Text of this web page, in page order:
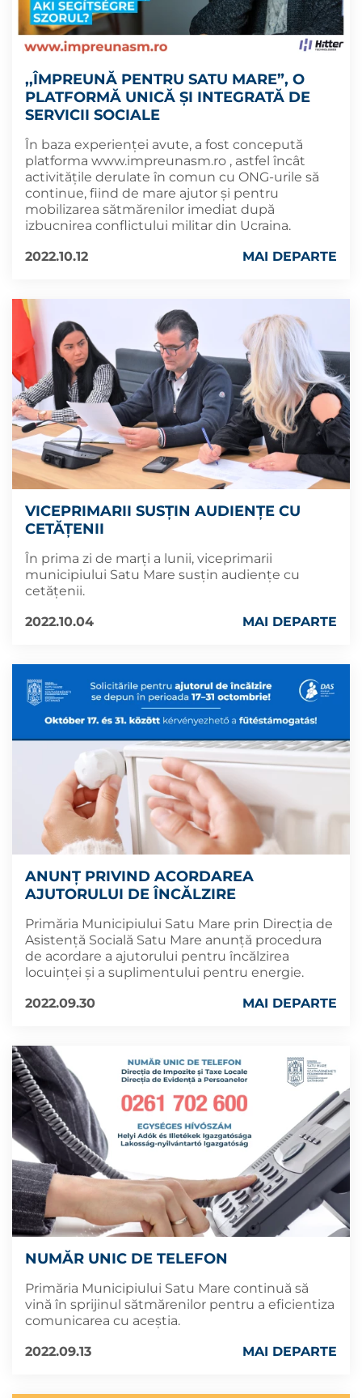
,,ÎMPREUNĂ PENTRU SATU MARE”, O
PLATFORMĂ UNICĂ ȘI INTEGRATĂ DE
SERVICII SOCIALE
În baza experienței avute, a fost concepută
platforma www.impreunasm.ro , astfel încât
activitățile derulate în comun cu ONG-urile să
continue, fiind de mare ajutor și pentru
mobilizarea sătmărenilor imediat după
izbucnirea conflictului militar din Ucraina.
2022.10.12
MAI DEPARTE
VICEPRIMARII SUSȚIN AUDIENȚE CU
CETĂȚENII
În prima zi de marți a lunii, viceprimarii
municipiului Satu Mare susțin audiențe cu
cetățenii.
2022.10.04
MAI DEPARTE
ANUNȚ PRIVIND ACORDAREA
AJUTORULUI DE ÎNCĂLZIRE
Primăria Municipiului Satu Mare prin Direcția de
Asistență Socială Satu Mare anunță procedura
de acordare a ajutorului pentru încălzirea
locuinței și a suplimentului pentru energie.
2022.09.30
MAI DEPARTE
NUMĂR UNIC DE TELEFON
Primăria Municipiului Satu Mare continuă să
vină în sprijinul sătmărenilor pentru a eficientiza
comunicarea cu aceștia.
2022.09.13
MAI DEPARTE